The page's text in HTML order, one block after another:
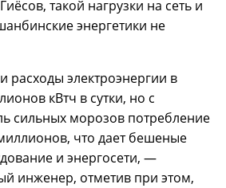
такой нагрузки на сеть и
энергетики не
электроэнергии в
кВтч в сутки, но с
сильных морозов потребление
что дает бешеные
и энергосети, —
инженер, отметив при этом,